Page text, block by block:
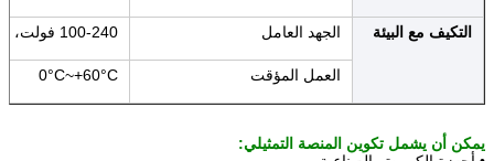
التكيف مع البيئة الجهد العامل 100-240 فولت، 50/60 هرتز
العمل المؤقت 0°C~+60°C
يمكن أن يشمل تكوين المنصة التمثيلي: